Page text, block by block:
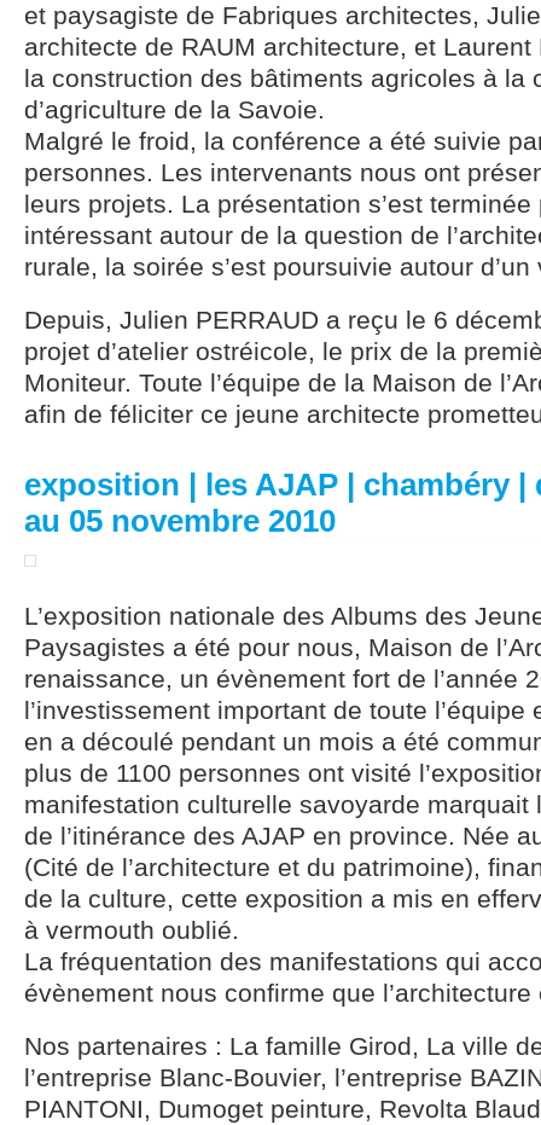
et paysagiste de Fabriques architectes,
architecte de RAUM architecture, et Laurent
la construction des bâtiments agricoles à la
d’agriculture de la Savoie.
Malgré le froid, la conférence a été suivie
personnes. Les intervenants nous ont
leurs projets. La présentation s’est
intéressant autour de la question de
rurale, la soirée s’est poursuivie autour
Depuis, Julien PERRAUD a reçu le 6
projet d’atelier ostréicole, le prix de la
Moniteur. Toute l’équipe de la Maison de
afin de féliciter ce jeune architecte
exposition | les AJAP | chambéry |
au 05 novembre 2010
L’exposition nationale des Albums des
Paysagistes a été pour nous, Maison de
renaissance, un évènement fort de l’année
l’investissement important de toute l’équipe
en a découlé pendant un mois a été
plus de 1100 personnes ont visité
manifestation culturelle savoyarde marquait
de l’itinérance des AJAP en province. Née
(Cité de l’architecture et du patrimoine),
de la culture, cette exposition a mis en
à vermouth oublié.
La fréquentation des manifestations qui
évènement nous confirme que l’architecture
Nos partenaires : La famille Girod, La ville
l’entreprise Blanc-Bouvier, l’entreprise
PIANTONI, Dumoget peinture, Revolta